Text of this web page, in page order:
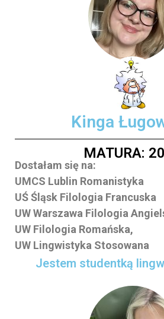
Kinga
MATURA:
Dostałam się na:
UMCS Lublin Romanistyka
UŚ Śląsk Filologia Francuska
UW Warszawa Filologia
UW Filologia Romańska,
UW Lingwistyka Stosowana
Jestem studentką